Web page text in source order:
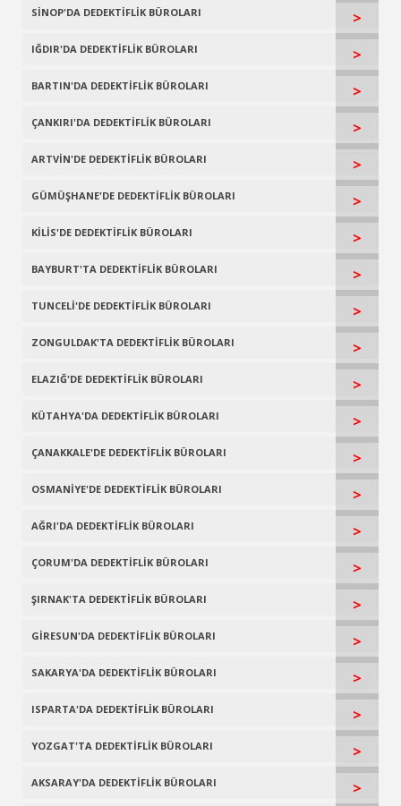
SİNOP'DA DEDEKTİFLİK BÜROLARI >
IĞDIR'DA DEDEKTİFLİK BÜROLARI >
BARTIN'DA DEDEKTİFLİK BÜROLARI >
ÇANKIRI'DA DEDEKTİFLİK BÜROLARI >
ARTVİN'DE DEDEKTİFLİK BÜROLARI >
GÜMÜŞHANE'DE DEDEKTİFLİK BÜROLARI >
KİLİS'DE DEDEKTİFLİK BÜROLARI >
BAYBURT'TA DEDEKTİFLİK BÜROLARI >
TUNCELİ'DE DEDEKTİFLİK BÜROLARI >
ZONGULDAK'TA DEDEKTİFLİK BÜROLARI >
ELAZIĞ'DE DEDEKTİFLİK BÜROLARI >
KÜTAHYA'DA DEDEKTİFLİK BÜROLARI >
ÇANAKKALE'DE DEDEKTİFLİK BÜROLARI >
OSMANİYE'DE DEDEKTİFLİK BÜROLARI >
AĞRI'DA DEDEKTİFLİK BÜROLARI >
ÇORUM'DA DEDEKTİFLİK BÜROLARI >
ŞIRNAK'TA DEDEKTİFLİK BÜROLARI >
GİRESUN'DA DEDEKTİFLİK BÜROLARI >
SAKARYA'DA DEDEKTİFLİK BÜROLARI >
ISPARTA'DA DEDEKTİFLİK BÜROLARI >
YOZGAT'TA DEDEKTİFLİK BÜROLARI >
AKSARAY'DA DEDEKTİFLİK BÜROLARI >